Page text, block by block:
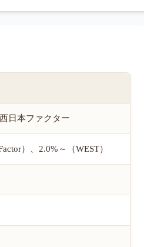
日本ファクター
）、2.0%～（WEST）